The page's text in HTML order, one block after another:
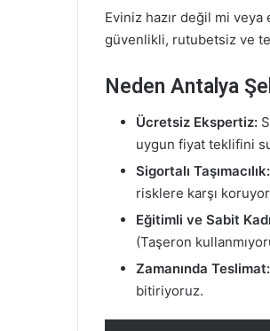
Eviniz hazır değil mi veya
güvenlikli, rutubetsiz ve
Neden Antalya
Ücretsiz Ekspertiz:
uygun fiyat teklifini
Sigortalı Taşımacılık:
risklere karşı
Eğitimli ve Sabit
(Taşeron
Zamanında Teslimat:
bitiriyoruz.